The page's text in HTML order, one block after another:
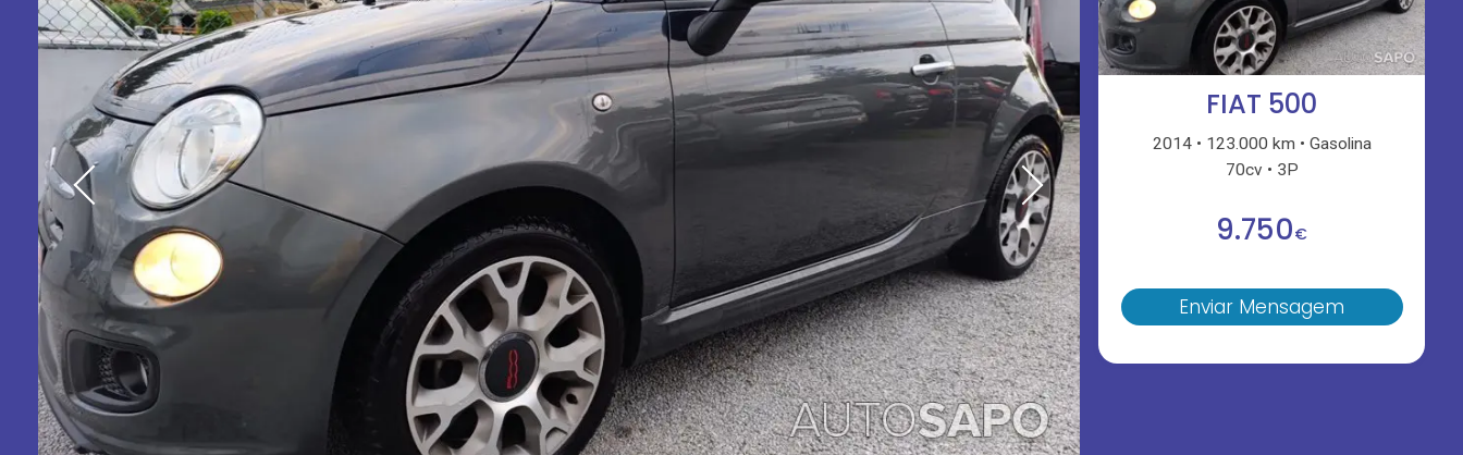
FIAT 500
2014 123.000 km
Gasolina
70cv
3P
9.750€
Enviar Mensagem